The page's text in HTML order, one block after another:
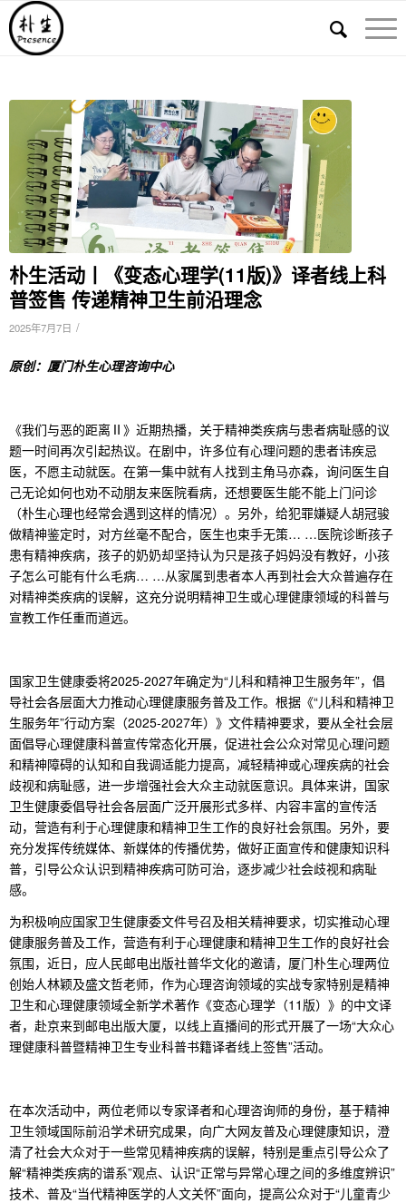
朴生活动丨《变态心理学(11版)》译者线上科
普签售 传递精神卫生前沿理念
2025年7月7日 /
原创：厦门朴生心理咨询中心
《我们与恶的距离Ⅱ》 近期热播，关于精神类疾病与患者病耻感的议
题一时间再次引起热议。在剧中，许多位有心理问题的患者讳疾忌
医，不愿主动就医。在第一集中就有人找到主角马亦森，询问医生自
己无论如何也劝不动朋友来医院看病，还想要医生能不能上门问诊
（朴生心理也经常会遇到这样的情况）。另外，给犯罪嫌疑人胡冠骏
做精神鉴定时，对方丝毫不配合，医生也束手无策… …医院诊断孩子
患有精神疾病，孩子的奶奶却坚持认为只是孩子妈妈没有教好，小孩
子怎么可能有什么毛病… …从家属到患者本人再到社会大众普遍存在
对精神类疾病的误解，这充分说明精神卫生或心理健康领域的科普与
宣教工作任重而道远。
国家卫生健康委将2025-2027年确定为“儿科和精神卫生服务年”，倡
导社会各层面大力推动心理健康服务普及工作。根据《“儿科和精神卫
生服务年”行动方案（2025-2027年）》文件精神要求，要从全社会层
面倡导心理健康科普宣传常态化开展，促进社会公众对常见心理问题
和精神障碍的认知和自我调适能力提高，减轻精神或心理疾病的社会
歧视和病耻感，进一步增强社会大众主动就医意识。具体来讲，国家
卫生健康委倡导社会各层面广泛开展形式多样、内容丰富的宣传活
动，营造有利于心理健康和精神卫生工作的良好社会氛围。另外，要
充分发挥传统媒体、新媒体的传播优势，做好正面宣传和健康知识科
普，引导公众认识到精神疾病可防可治，逐步减少社会歧视和病耻
感。
为积极响应国家卫生健康委文件号召及相关精神要求，切实推动心理
健康服务普及工作，营造有利于心理健康和精神卫生工作的良好社会
氛围，近日，应人民邮电出版社普华文化的邀请， 厦门朴生心理两位
创始人林颖及盛文哲老师，作为心理咨询领域的实战专家特别是精神
卫生和心理健康领域全新学术著作《变态心理学（11版）》的中文译
者，赴京来到邮电出版大厦， 以线上直播间的形式开展了一场“大众心
理健康科普暨精神卫生专业科普书籍译者线上签售”活动。
在本次活动中，两位老师以专家译者和心理咨询师的身份，基于精神
卫生领域国际前沿学术研究成果，向广大网友普及心理健康知识，澄
清了社会大众对于一些常见精神疾病的误解，特别是重点引导公众了
解“精神类疾病的谱系”观点、认识“正常与异常心理之间的多维度辨识”
技术、普及“当代精神医学的人文关怀”面向，提高公众对于“儿童青少